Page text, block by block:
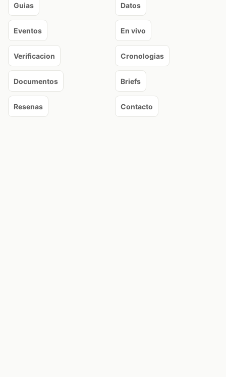
Guias Datos
Eventos En vivo
Verificacion Cronologias
Documentos Briefs
Resenas Contacto